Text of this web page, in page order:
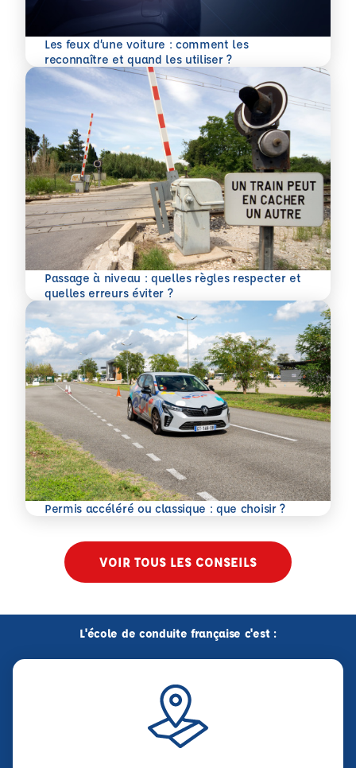
Les feux d’une voiture : comment les
reconnaître et quand les utiliser ?
En savoir plus
Passage à niveau : quelles règles respecter et
quelles erreurs éviter ?
En savoir plus
Permis accéléré ou classique : que choisir ?
En savoir plus
VOIR TOUS LES CONSEILS
L'école de conduite française c'est :